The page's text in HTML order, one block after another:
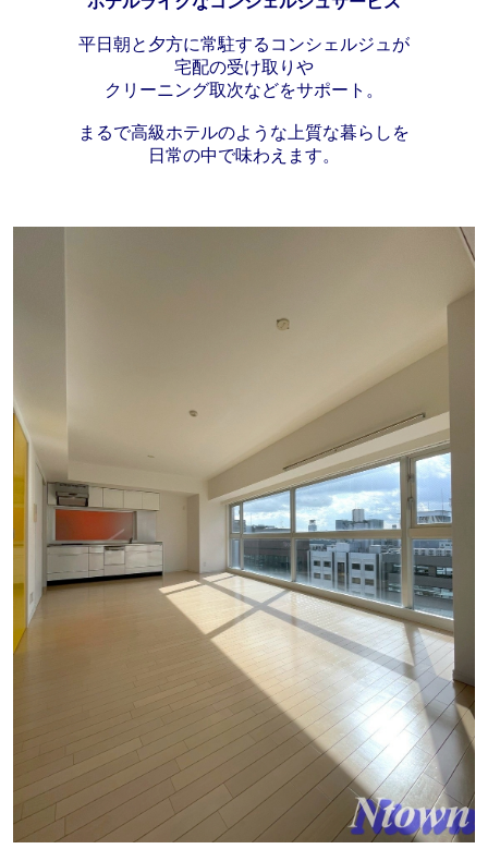
平日朝と夕方に常駐するコンシェルジュが
宅配の受け取りや
クリーニング取次などをサポート。
まるで高級ホテルのような上質な暮らしを
日常の中で味わえます。